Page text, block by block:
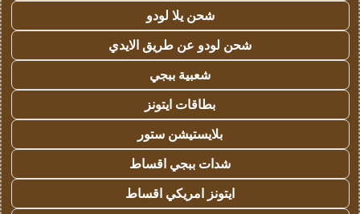
شحن يلا لودو
شحن لودو عن طريق الايدي
شعبية ببجي
بطاقات ايتونز
بلايستيشن ستور
شدات ببجي اقساط
ايتونز امريكي اقساط